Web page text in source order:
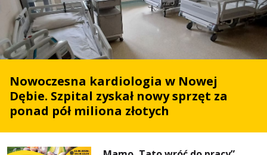
Nowoczesna kardiologia w Nowej
Dębie. Szpital zyskał nowy sprzęt za
ponad pół miliona złotych